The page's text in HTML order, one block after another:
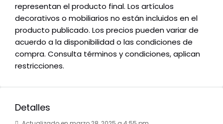
representan el producto final. Los artículos
decorativos o mobiliarios no están incluidos en el
producto publicado. Los precios pueden variar de
acuerdo a la disponibilidad o las condiciones de
compra. Consulta términos y condiciones, aplican
restricciones.
Detalles